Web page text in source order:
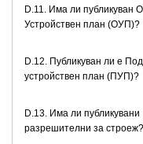
D.11. Има ли публикуван
Устройствен план (ОУП)?
D.12. Публикуван ли е
устройствен план (ПУП)?
D.13. Има ли публикувани
разрешителни за строеж?